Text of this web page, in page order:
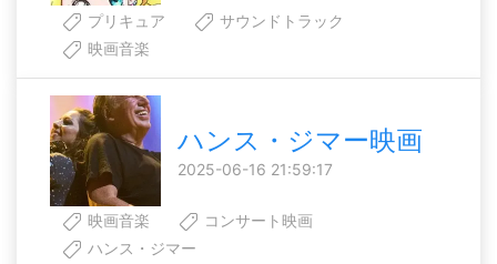
プリキュア
サウンドトラック
映画音楽
ハンス・ジマー映画
2025-06-16 21:59:17
映画音楽
コンサート映画
ハンス・ジマー